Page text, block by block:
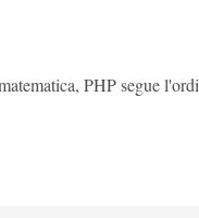
PHP segue